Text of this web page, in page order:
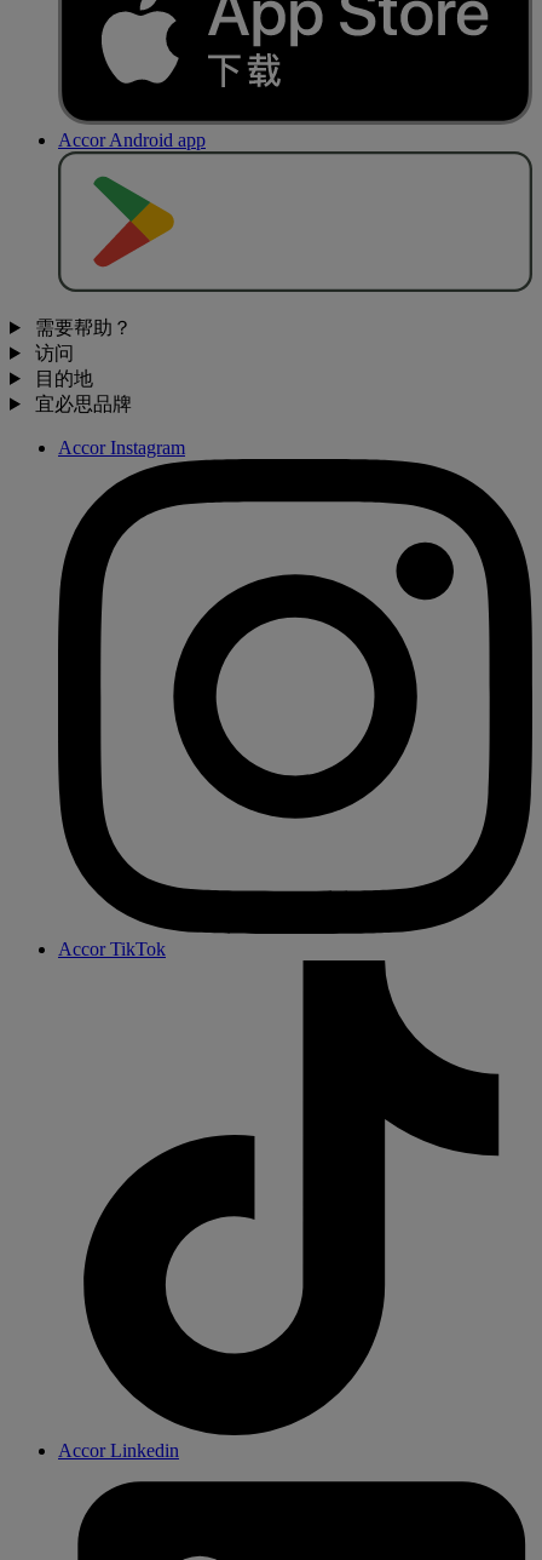
Accor Android app
需要帮助？
访问
目的地
宜必思品牌
Accor Instagram
Accor TikTok
Accor Linkedin